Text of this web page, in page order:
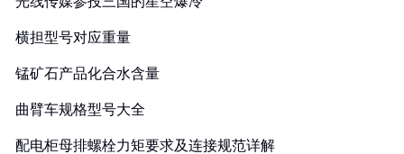
横担型号对应重量
锰矿石产品化合水含量
曲臂车规格型号大全
配电柜母排螺栓力矩要求及连接规范详解